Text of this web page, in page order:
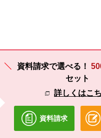
資料請求で選べる！
セット
詳しくはこ
資料請求